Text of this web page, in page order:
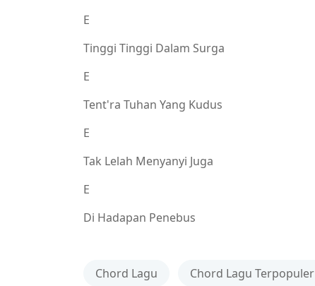
E
Tinggi Tinggi Dalam Surga
E
Tent'ra Tuhan Yang Kudus
E
Tak Lelah Menyanyi Juga
E
Di Hadapan Penebus
Chord Lagu Chord Lagu Terpopuler